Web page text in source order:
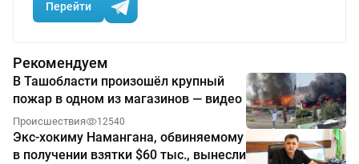
Перейти
Рекомендуем
В Ташобласти произошёл крупный
пожар в одном из магазинов — видео
Происшествия 12540
Экс-хокиму Намангана, обвиняемому
в получении взятки $60 тыс., вынесли